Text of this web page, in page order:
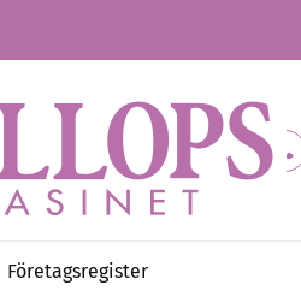
Företagsregister